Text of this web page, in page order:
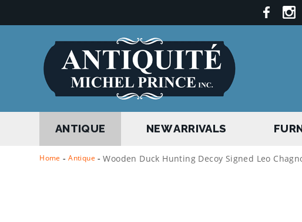
ANTIQUE NEW ARRIVALS
Home - Antique - Wooden Duck Hunting Decoy Signed Leo